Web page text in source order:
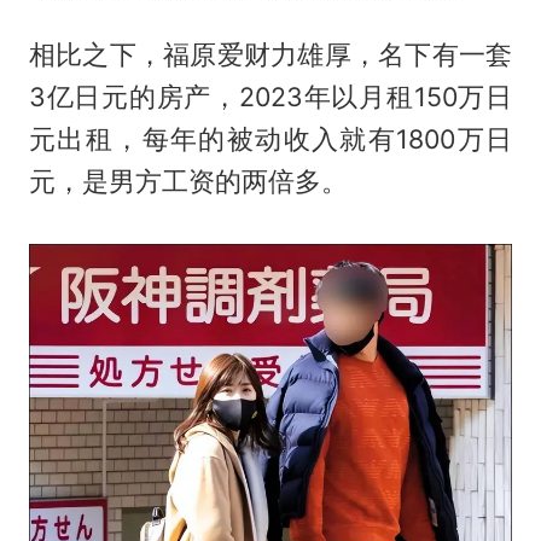
相比之下，福原爱财力雄厚，名下有一套
3亿日元的房产，2023年以月租150万日
元出租，每年的被动收入就有1800万日
元，是男方工资的两倍多。